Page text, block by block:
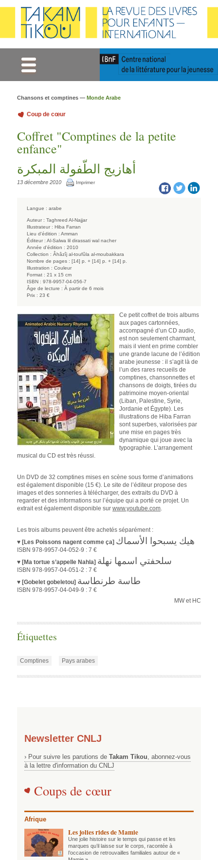
Chansons et comptines — Monde Arabe
Coup de cœur
Coffret "Comptines de la petite
enfance"
أهازيج الطّفولة المبكرة
13 décembre 2010 Imprimer
Langue : arabe
Auteur : Taghreed Al-Najjar
Illustrateur : Hiba Farran
Lieu d'édition : Amman
Éditeur : Al-Salwa lil dirassati wal nacher
Année d'édition : 2010
Collection : Âhâzîj al-toufûla al-moubakkara
Nombre de pages : [14] p. + [14] p. + [14] p.
Illustration : Couleur
Format : 21 x 15 cm
ISBN : 978-9957-04-056-7
Âge de lecture : À partir de 6 mois
Prix : 23 €
Ce petit coffret de trois albums
aux pages cartonnées,
accompagné d’un CD audio,
est non seulement charmant,
mais il vient en prime combler
une grande lacune de l’édition
arabe jeunesse : il s’agit là de
l’un des rares recueils de
comptines, chansonnettes et
chansons de doigts, tirées du
patrimoine moyen-oriental
(Liban, Palestine, Syrie,
Jordanie et Égypte). Les
illustrations de Hiba Farran
sont superbes, valorisées par
une mise en pages très
dynamique qui joue avec la
typographie. L’arrangement
musical du CD est très réussi.
Un DVD de 32 comptines mises en scène sous forme d’animations
est également disponible (15 €). Le site de l’éditeur propose des
images et des sonneries à télécharger, des extraits du DVD à
regarder et des informations sur l’équipe qui a porté ce projet. Un
extrait est également disponible sur www.youtube.com
Les trois albums peuvent être achetés séparément :
♥ [Les Poissons nagent comme ça] هيك يسبحوا الأسماك
ISBN 978-9957-04-052-9 : 7 €
♥ [Ma tortue s’appelle Nahla] سلحفتي اسمها نهلة
ISBN 978-9957-04-051-2 : 7 €
♥ [Gobelet gobeletou] طاسة طرنطاسة
ISBN 978-9957-04-049-9 : 7 €
MW et HC
Étiquettes
Comptines Pays arabes
Newsletter CNLJ
› Pour suivre les parutions de Takam Tikou , abonnez-vous
à la lettre d'information du CNLJ
Coups de cœur
Afrique
Les jolies rides de Mamie
Une jolie histoire sur le temps qui passe et les
marques qu’il laisse sur le corps, racontée à
l’occasion de retrouvailles familiales autour de «